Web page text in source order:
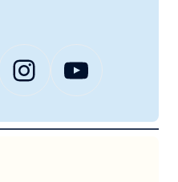
Instagram YouTube